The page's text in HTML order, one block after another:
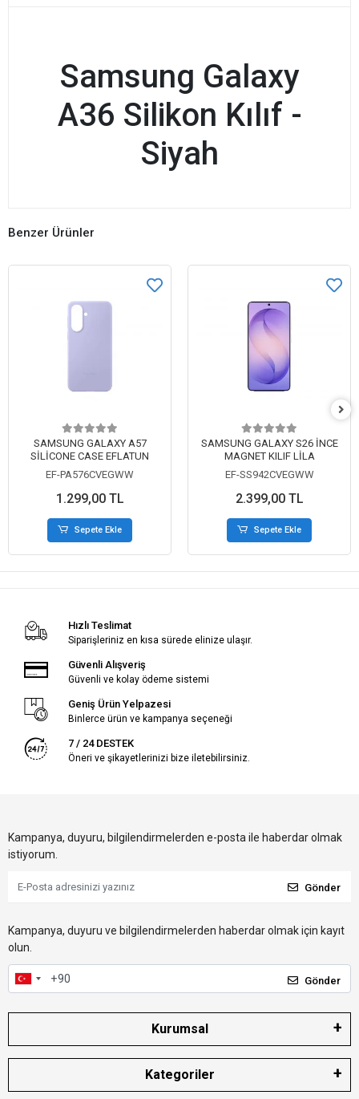
Samsung Galaxy
A36 Silikon Kılıf -
Siyah
Benzer Ürünler
SAMSUNG GALAXY A57
SİLİCONE CASE EFLATUN
EF-PA576CVEGWW
1.299,00 TL
Sepete Ekle
SAMSUNG GALAXY S26 İNCE
MAGNET KILIF LİLA
EF-SS942CVEGWW
2.399,00 TL
Sepete Ekle
Hızlı Teslimat
Siparişleriniz en kısa sürede elinize ulaşır.
Güvenli Alışveriş
Güvenli ve kolay ödeme sistemi
Geniş Ürün Yelpazesi
Binlerce ürün ve kampanya seçeneği
7 / 24 DESTEK
Öneri ve şikayetlerinizi bize iletebilirsiniz.
Kampanya, duyuru, bilgilendirmelerden e-posta ile haberdar olmak
istiyorum.
Gönder
Kampanya, duyuru ve bilgilendirmelerden haberdar olmak için kayıt
olun.
Gönder
Kurumsal
Kategoriler